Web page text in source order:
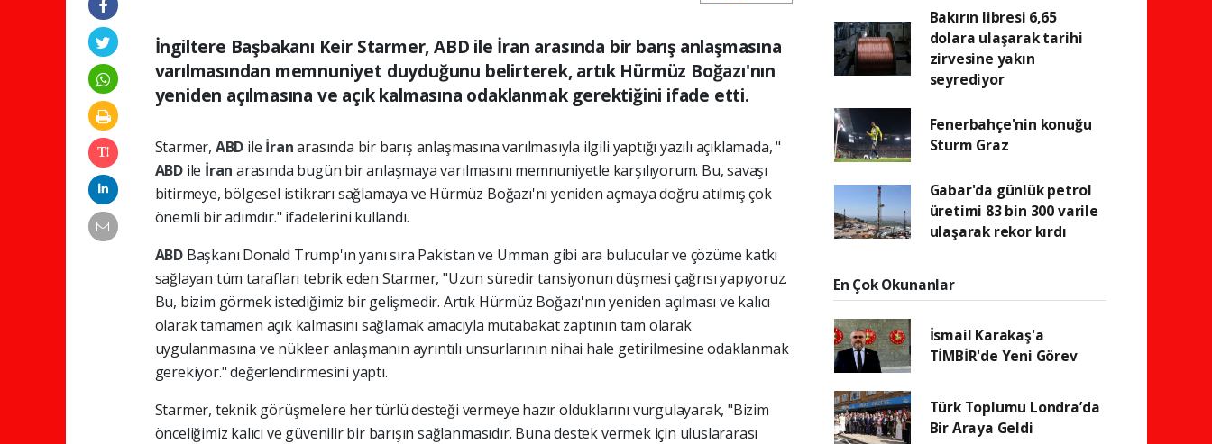
İngiltere Başbakanı Keir Starmer, ABD ile İran arasında bir barış anlaşmasına
varılmasından memnuniyet duyduğunu belirterek, artık Hürmüz Boğazı'nın
yeniden açılmasına ve açık kalmasına odaklanmak gerektiğini ifade etti.
Starmer, ABD ile İranarasında bir barış anlaşmasına varılmasıyla ilgili yaptığı yazılı açıklamada, "
ABD ile İranarasında bugün bir anlaşmaya varılmasını memnuniyetle karşılıyorum. Bu, savaşı
bitirmeye, bölgesel istikrarı sağlamaya ve Hürmüz Boğazı'nı yeniden açmaya doğru atılmış çok
önemli bir adımdır." ifadelerini kullandı.
ABD Başkanı Donald Trump'ın yanı sıra Pakistan ve Umman gibi ara bulucular ve çözüme katkı
sağlayan tüm tarafları tebrik eden Starmer, "Uzun süredir tansiyonun düşmesi çağrısı yapıyoruz.
Bu, bizim görmek istediğimiz bir gelişmedir. Artık Hürmüz Boğazı'nın yeniden açılması ve kalıcı
olarak tamamen açık kalmasını sağlamak amacıyla mutabakat zaptının tam olarak
uygulanmasına ve nükleer anlaşmanın ayrıntılı unsurlarının nihai hale getirilmesine odaklanmak
gerekiyor." değerlendirmesini yaptı.
Starmer, teknik görüşmelere her türlü desteği vermeye hazır olduklarını vurgulayarak, "Bizim
önceliğimiz kalıcı ve güvenilir bir barışın sağlanmasıdır. Buna destek vermek için uluslararası
Bakırın libresi 6,65
dolara ulaşarak tarihi
zirvesine yakın
seyrediyor
Fenerbahçe'nin konuğu
Sturm Graz
Gabar'da günlük petrol
üretimi 83 bin 300 varile
ulaşarak rekor kırdı
En Çok Okunanlar
İsmail Karakaş'a
TİMBİR'de Yeni Görev
Türk Toplumu Londra’da
Bir Araya Geldi